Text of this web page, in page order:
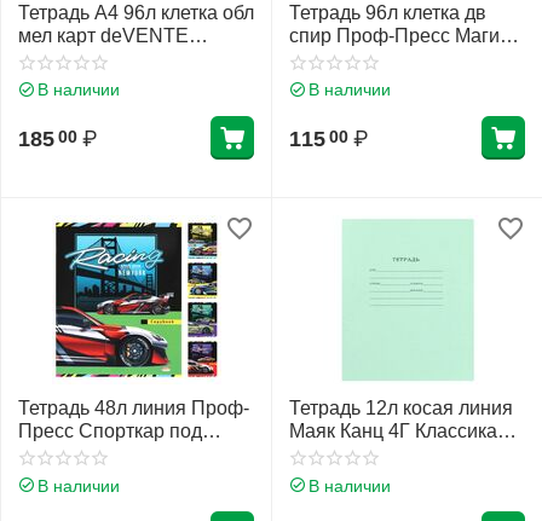
Тетрадь А4 96л клетка обл
мел карт deVENTE
Tropicana 2058402
В наличии
185 00 ₽
Тетрадь 96л клетка дв
спир Проф-Пресс Магия
гор Т96-3600 ассорти 2
видаВ наличии
115 00 ₽
Тетрадь 48л линия Проф-
Пресс Спорткар под
мостом 48-9015 ассорти 5
видовВ наличии
Тетрадь 12л косая линия
Маяк Канц 4Г Классика
Зелёная Т 5012 Т2 ЗЕЛ
4ГВ наличии